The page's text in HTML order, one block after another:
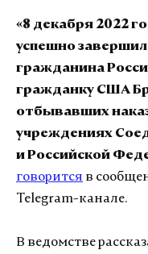
«8 декабря 2022
успешно
гражданина
гражданку США
отбывавших
учреждениях
и Российской
говорится в
Telegram-канале.
В ведомстве